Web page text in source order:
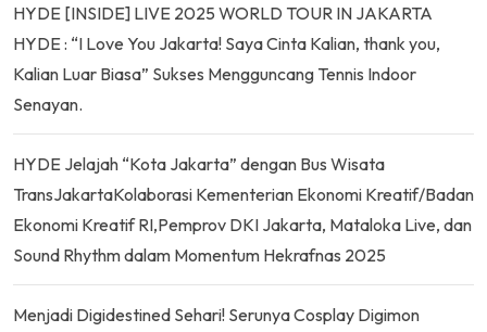
HYDE [INSIDE] LIVE 2025 WORLD TOUR IN JAKARTA
HYDE : “I Love You Jakarta! Saya Cinta Kalian, thank you,
Kalian Luar Biasa” Sukses Mengguncang Tennis Indoor
Senayan.
HYDE Jelajah “Kota Jakarta” dengan Bus Wisata
TransJakartaKolaborasi Kementerian Ekonomi Kreatif/Badan
Ekonomi Kreatif RI,Pemprov DKI Jakarta, Mataloka Live, dan
Sound Rhythm dalam Momentum Hekrafnas 2025
Menjadi Digidestined Sehari! Serunya Cosplay Digimon